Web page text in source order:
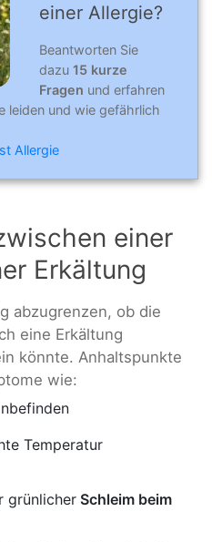
einer Allergie?
Beantworten Sie
dazu 15 kurze
Fragen und erfahren
leiden und wie gefährlich
Allergie
einer
Erkältung
abzugrenzen, ob die
eine Erkältung
könnte. Anhaltspunkte
wie:
Temperatur
grünlicher Schleim beim